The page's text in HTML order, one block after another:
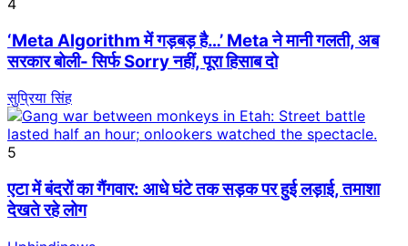
‘Meta Algorithm में गड़बड़ है…’ Meta ने मानी गलती, अब
सरकार बोली- सिर्फ Sorry नहीं, पूरा हिसाब दो
सुप्रिया सिंह
5
एटा में बंदरों का गैंगवार: आधे घंटे तक सड़क पर हुई लड़ाई, तमाशा
देखते रहे लोग